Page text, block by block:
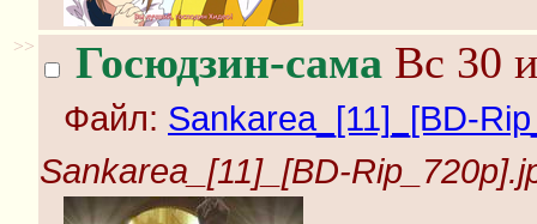
>> Госюдзин-сама Вс 30
Файл: Sankarea_[11]_[BD-
Sankarea_[11]_[BD-